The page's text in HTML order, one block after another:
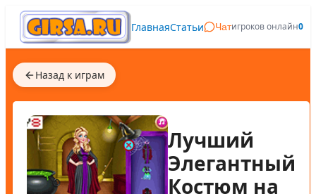
ГлавнаяСтатьи Чатигроков онлайн0
Назад к играм
Лучший
Элегантный
Костюм на